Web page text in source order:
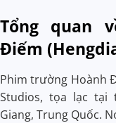
Tổng quan
Điếm
Phim trường Hoành
Studios, tọa lạc tại
Giang, Trung Quốc.